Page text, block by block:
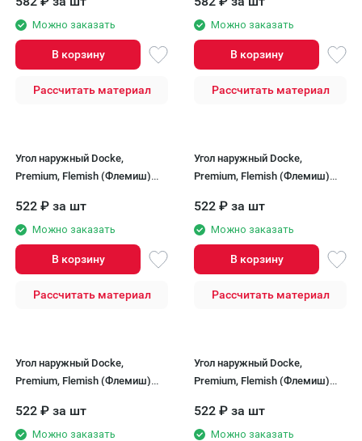
Можно заказать
В корзину
Рассчитать материал
Можно заказать
В корзину
Рассчитать материал
Угол наружный Docke,
Premium, Flemish (Флемиш)
522 ₽ за шт
Можно заказать
В корзину
Рассчитать материал
Угол наружный Docke,
Premium, Flemish (Флемиш)
522 ₽ за шт
Можно заказать
В корзину
Рассчитать материал
Угол наружный Docke,
Premium, Flemish (Флемиш)
522 ₽ за шт
Можно заказать
Угол наружный Docke,
Premium, Flemish (Флемиш)
522 ₽ за шт
Можно заказать